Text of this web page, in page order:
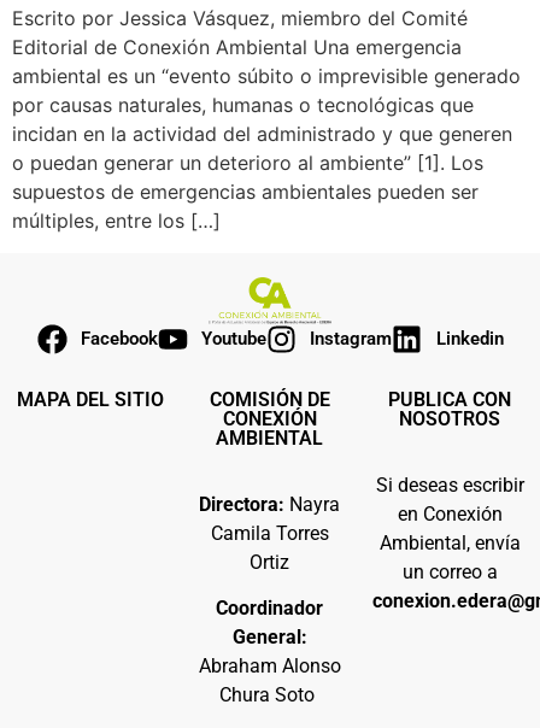
Escrito por Jessica Vásquez, miembro del Comité
Editorial de Conexión Ambiental Una emergencia
ambiental es un “evento súbito o imprevisible generado
por causas naturales, humanas o tecnológicas que
incidan en la actividad del administrado y que generen
o puedan generar un deterioro al ambiente” [1]. Los
supuestos de emergencias ambientales pueden ser
múltiples, entre los […]
Facebook Youtube Instagram Linkedin
MAPA DEL SITIO
COMISIÓN DE
CONEXIÓN
AMBIENTAL
Directora: Nayra
Camila Torres
Ortiz
Coordinador
General:
Abraham Alonso
Chura Soto
PUBLICA CON
NOSOTROS
Si deseas escribir
en Conexión
Ambiental, envía
un correo a